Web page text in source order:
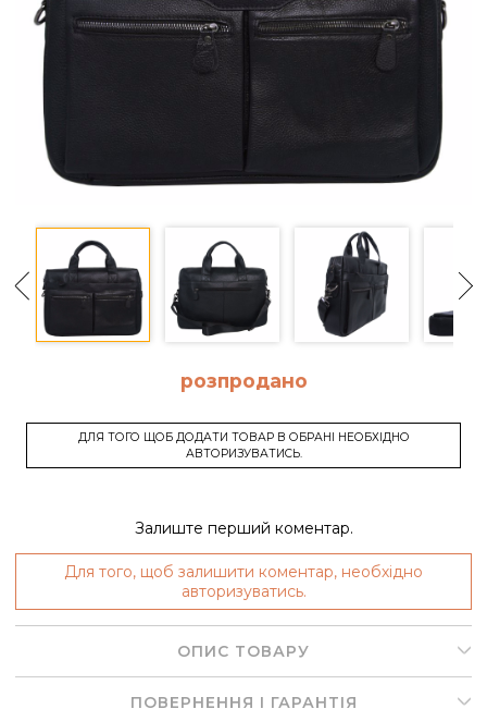
розпродано
ДЛЯ ТОГО ЩОБ ДОДАТИ ТОВАР В ОБРАНІ НЕОБХІДНО
АВТОРИЗУВАТИСЬ.
Залиште перший коментар.
Для того, щоб залишити коментар, необхідно
авторизуватись.
ОПИС ТОВАРУ
ПОВЕРНЕННЯ І ГАРАНТІЯ